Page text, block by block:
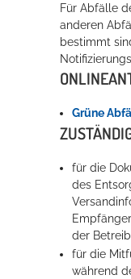
Die Stadthalle
mehr dazu...
Erleben in Hockenheim
Für Abfälle
anderen
bestimmt
Grüne
für die
des
der
für die
während